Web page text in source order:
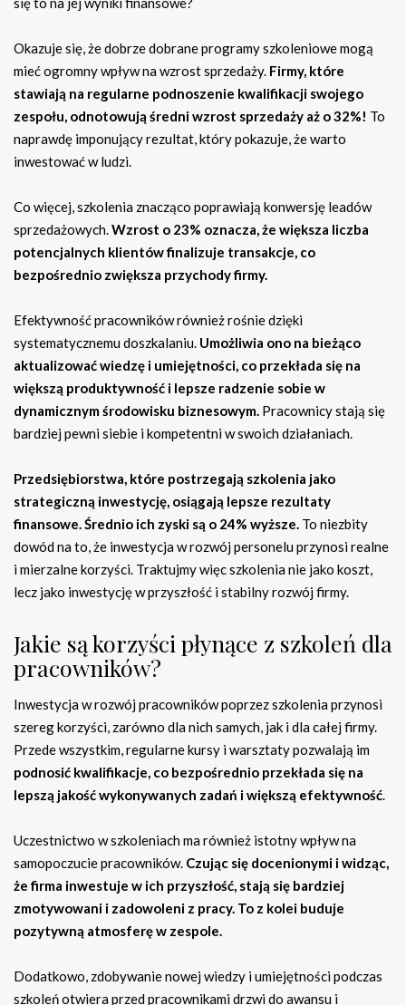
Okazuje się, że dobrze dobrane programy szkoleniowe mogą
mieć ogromny wpływ na wzrost sprzedaży. Firmy, które
stawiają na regularne podnoszenie kwalifikacji swojego
zespołu, odnotowują średni wzrost sprzedaży aż o 32%! To
naprawdę imponujący rezultat, który pokazuje, że warto
inwestować w ludzi.
Co więcej, szkolenia znacząco poprawiają konwersję leadów
sprzedażowych.Wzrost o 23% oznacza, że większa liczba
potencjalnych klientów finalizuje transakcje, co
bezpośrednio zwiększa przychody firmy.
Efektywność pracowników również rośnie dzięki
systematycznemu doszkalaniu. Umożliwia ono na bieżąco
aktualizować wiedzę i umiejętności, co przekłada się na
większą produktywność i lepsze radzenie sobie w
dynamicznym środowisku biznesowym. Pracownicy stają się
bardziej pewni siebie i kompetentni w swoich działaniach.
Przedsiębiorstwa, które postrzegają szkolenia jako
strategiczną inwestycję, osiągają lepsze rezultaty
finansowe. Średnio ich zyski są o 24% wyższe. To niezbity
dowód na to, że inwestycja w rozwój personelu przynosi realne
i mierzalne korzyści. Traktujmy więc szkolenia nie jako koszt,
lecz jako inwestycję w przyszłość i stabilny rozwój firmy.
Jakie są korzyści płynące z szkoleń dla
pracowników?
Inwestycja w rozwój pracowników poprzez szkolenia przynosi
szereg korzyści, zarówno dla nich samych, jak i dla całej firmy.
Przede wszystkim, regularne kursy i warsztaty pozwalają im
podnosić kwalifikacje, co bezpośrednio przekłada się na
lepszą jakość wykonywanych zadań i większą efektywność.
Uczestnictwo w szkoleniach ma również istotny wpływ na
samopoczucie pracowników. Czując się docenionymi i widząc,
że firma inwestuje w ich przyszłość, stają się bardziej
zmotywowani i zadowoleni z pracy. To z kolei buduje
pozytywną atmosferę w zespole.
Dodatkowo, zdobywanie nowej wiedzy i umiejętności podczas
szkoleń otwiera przed pracownikami drzwi do awansu i